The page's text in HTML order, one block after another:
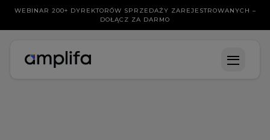
WEBINAR 200+ DYREKTORÓW SPRZEDAŻY ZAREJESTROWANYCH –
DOŁĄCZ ZA DARMO